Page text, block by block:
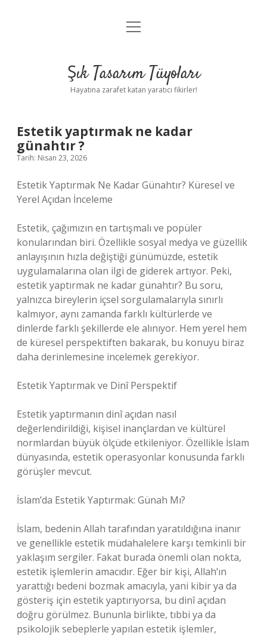
Anasayfa
Yasal Uyarı
menüyü
Şık Tasarım Tüyoları
Hayatına zarafet katan yaratıcı fikirler!
Estetik yaptırmak ne kadar
günahtır ?
Tarih: Nisan 23, 2026
Estetik Yaptırmak Ne Kadar Günahtır? Küresel ve
Yerel Açıdan İnceleme
Estetik, çağımızın en tartışmalı ve popüler
konularından biri. Özellikle sosyal medya ve güzellik
anlayışının hızla değiştiği günümüzde, estetik
uygulamalarına olan ilgi de giderek artıyor. Peki,
estetik yaptırmak ne kadar günahtır? Bu soru,
yalnızca bireylerin içsel sorgulamalarıyla sınırlı
kalmıyor, aynı zamanda farklı kültürlerde ve
dinlerde farklı şekillerde ele alınıyor. Hem yerel hem
de küresel perspektiften bakarak, bu konuyu biraz
daha derinlemesine incelemek gerekiyor.
Estetik Yaptırmak ve Dinî Perspektif
Estetik yaptırmanın dinî açıdan nasıl
değerlendirildiği, kişisel inançlardan ve kültürel
normlardan büyük ölçüde etkileniyor. Özellikle İslam
dünyasında, estetik operasyonlar konusunda farklı
görüşler mevcut.
İslam’da Estetik Yaptırmak: Günah Mı?
İslam, bedenin Allah tarafından yaratıldığına inanır
ve genellikle estetik müdahalelere karşı temkinli bir
yaklaşım sergiler. Fakat burada önemli olan nokta,
estetik işlemlerin amacıdır. Eğer bir kişi, Allah’ın
yarattığı bedeni bozmak amacıyla, yani kibir ya da
gösteriş için estetik yaptırıyorsa, bu dinî açıdan
doğru görülmez. Bununla birlikte, tıbbi ya da
psikolojik sebeplerle yapılan estetik işlemler,